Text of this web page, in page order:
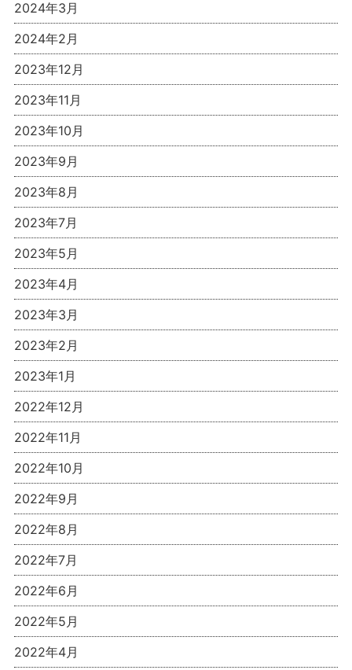
2024年3月
2024年2月
2023年12月
2023年11月
2023年10月
2023年9月
2023年8月
2023年7月
2023年5月
2023年4月
2023年3月
2023年2月
2023年1月
2022年12月
2022年11月
2022年10月
2022年9月
2022年8月
2022年7月
2022年6月
2022年5月
2022年4月